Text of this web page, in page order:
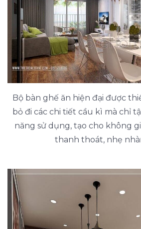
Bộ bàn ghế ăn hiện đại được
bỏ đi các chi tiết cầu kì mà chỉ
năng sử dụng, tạo cho không
thanh thoát, nhẹ